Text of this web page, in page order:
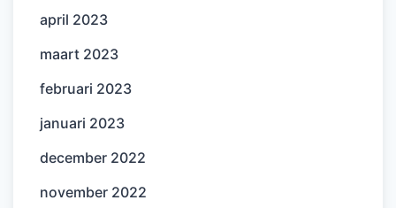
april 2023
maart 2023
februari 2023
januari 2023
december 2022
november 2022